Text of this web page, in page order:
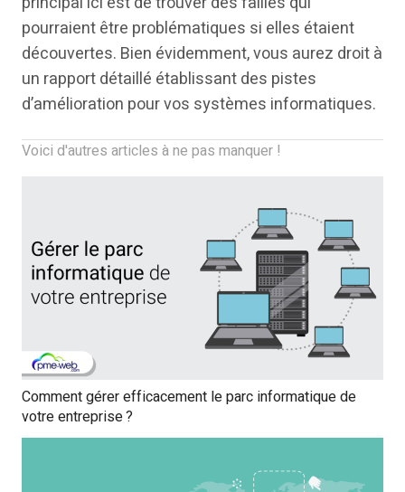
pourraient être problématiques si elles étaient
découvertes. Bien évidemment, vous aurez droit à
un rapport détaillé établissant des pistes
d’amélioration pour vos systèmes informatiques.
Voici d'autres articles à ne pas manquer !
Comment gérer efficacement le parc informatique de
votre entreprise ?